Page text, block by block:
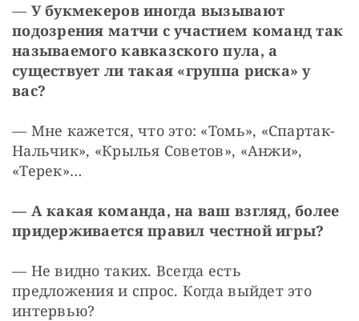
— У букмекеров иногда вызывают
подозрения матчи с участием команд так
называемого кавказского пула, а
существует ли такая «группа риска» у
вас?
— Мне кажется, что это: «Томь», «Спартак-
Нальчик», «Крылья Советов», «Анжи»,
«Терек»…
— А какая команда, на ваш взгляд, более
придерживается правил честной игры?
— Не видно таких. Всегда есть
предложения и спрос. Когда выйдет это
интервью?